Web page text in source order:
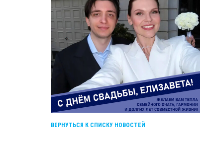
ВЕРНУТЬСЯ К СПИСКУ НОВОСТЕЙ